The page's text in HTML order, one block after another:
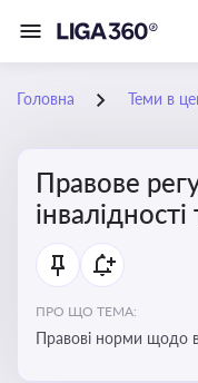
Головна Теми в
Правове
інвалідності
ПРО ЩО ТЕМА:
Правові норми щодо